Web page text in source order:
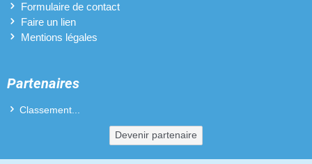
Formulaire de contact
Faire un lien
Mentions légales
Partenaires
Classement...
Devenir partenaire